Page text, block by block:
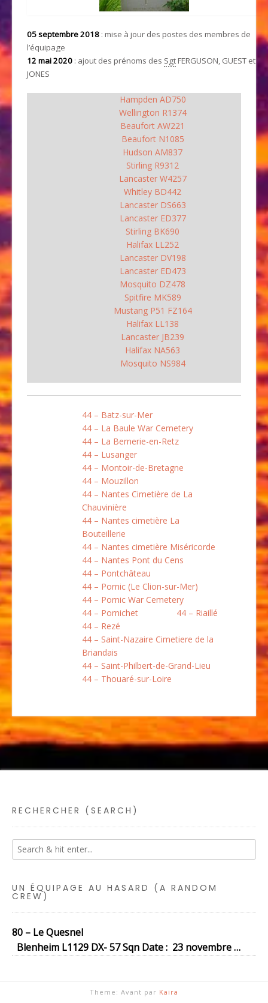
05 septembre 2018 : mise à jour des postes des membres de
l’équipage
12 mai 2020 : ajout des prénoms des SgtFERGUSON, GUEST et
JONES
Hampden AD750
Wellington R1374
Beaufort AW221
Beaufort N1085
Hudson AM837
Stirling R9312
Lancaster W4257
Whitley BD442
Lancaster DS663
Lancaster ED377
Stirling BK690
Halifax LL252
Lancaster DV198
Lancaster ED473
Mosquito DZ478
Spitfire MK589
Mustang P51 FZ164
Halifax LL138
Lancaster JB239
Halifax NA563
Mosquito NS984
44 – Batz-sur-Mer
44 – La Baule War Cemetery
44 – La Bernerie-en-Retz
44 – Lusanger
44 – Montoir-de-Bretagne
44 – Mouzillon
44 – Nantes Cimetière de La
Chauvinière
44 – Nantes cimetière La
Bouteillerie
44 – Nantes cimetière Miséricorde
44 – Nantes Pont du Cens
44 – Pontchâteau
44 – Pornic (Le Clion-sur-Mer)
44 – Pornic War Cemetery
44 – Pornichet
44 – Riaillé
44 – Rezé
44 – Saint-Nazaire Cimetiere de la
Briandais
44 – Saint-Philbert-de-Grand-Lieu
44 – Thouaré-sur-Loire
RECHERCHER (SEARCH)
UN ÉQUIPAGE AU HASARD (A RANDOM
CREW)
80 – Le Quesnel
Blenheim L1129 DX- 57 Sqn Date : 23 novembre …
Theme: Avant par Kaira